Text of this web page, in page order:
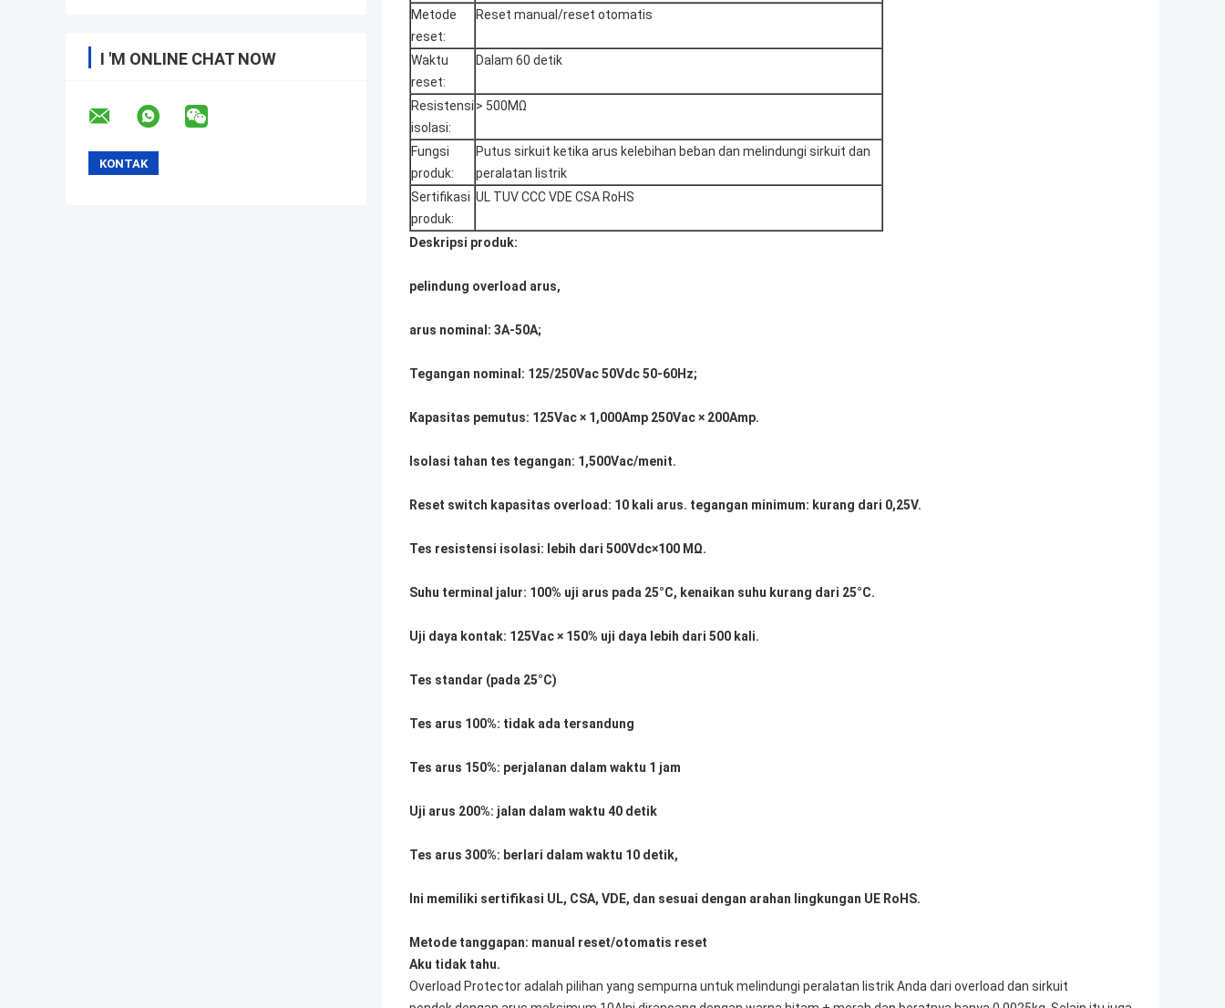
I 'M ONLINE CHAT NOW
Metode
reset:
Reset manual/reset otomatis
Waktu
reset:
Dalam 60 detik
Resistensi
isolasi:
> 500MΩ
Fungsi
produk:
Putus sirkuit ketika arus kelebihan beban dan melindungi sirkuit dan
peralatan listrik
Sertifikasi
produk:
UL TUV CCC VDE CSA RoHS
Deskripsi produk:
pelindung overload arus,
arus nominal: 3A-50A;
Tegangan nominal: 125/250Vac 50Vdc 50-60Hz;
Kapasitas pemutus: 125Vac × 1,000Amp 250Vac × 200Amp.
Isolasi tahan tes tegangan: 1,500Vac/menit.
Reset switch kapasitas overload: 10 kali arus. tegangan minimum: kurang dari 0,25V.
Tes resistensi isolasi: lebih dari 500Vdc×100 MΩ.
Suhu terminal jalur: 100% uji arus pada 25°C, kenaikan suhu kurang dari 25°C.
Uji daya kontak: 125Vac × 150% uji daya lebih dari 500 kali.
Tes standar (pada 25°C)
Tes arus 100%: tidak ada tersandung
Tes arus 150%: perjalanan dalam waktu 1 jam
Uji arus 200%: jalan dalam waktu 40 detik
Tes arus 300%: berlari dalam waktu 10 detik,
Ini memiliki sertifikasi UL, CSA, VDE, dan sesuai dengan arahan lingkungan UE RoHS.
Metode tanggapan: manual reset/otomatis reset
Aku tidak tahu.
Overload Protector adalah pilihan yang sempurna untuk melindungi peralatan listrik Anda dari overload dan sirkuit